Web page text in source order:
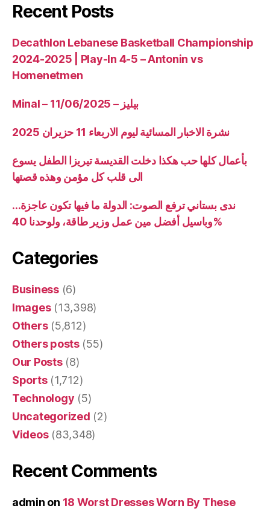
Recent Posts
Decathlon Lebanese Basketball Championship
2024-2025 | Play-In 4-5 – Antonin vs
Homenetmen
Minal – 11/06/2025 – بيليز
نشرة الاخبار المسائية ليوم الاربعاء 11 حزيران 2025
بأعمال كلها حب هكذا دخلت القديسة تيريزا الطفل يسوع
الى قلب كل مؤمن وهذه قصتها
ندى بستاني ترفع الصوت: الدولة ما فيها تكون عاجزة…
وباسيل أفضل مين عمل وزير طاقة، ولوحدنا 40%
Categories
Business(6)
Images(13,398)
Others(5,812)
Others posts(55)
Our Posts(8)
Sports(1,712)
Technology (5)
Uncategorized (2)
Videos(83,348)
Recent Comments
admin on 18 Worst Dresses Worn By These